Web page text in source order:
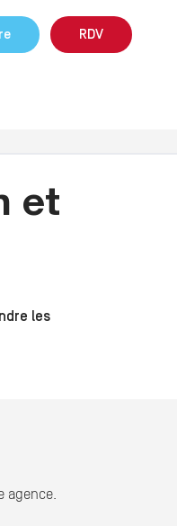
RDV
et
les
agence.